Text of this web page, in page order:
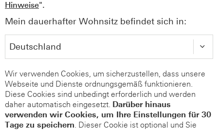
Hinweise".
Mein dauerhafter Wohnsitz befindet sich in:
Wir verwenden Cookies, um sicherzustellen, dass unsere
Webseite und Dienste ordnungsgemäß funktionieren.
Diese Cookies sind unbedingt erforderlich und werden
daher automatisch eingesetzt. Darüber hinaus
verwenden wir Cookies, um Ihre Einstellungen für 30
Tage zu speichern. Dieser Cookie ist optional und Sie